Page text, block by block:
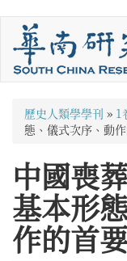
您
在
這
裡
歷史人類學學刊 » 1
態、儀式次序、動
中國喪
基本形
作的首